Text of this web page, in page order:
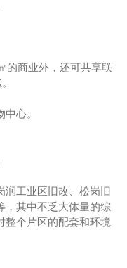
的商业外，还可共享联
心。
润工业区旧改、松岗旧
，其中不乏大体量的综
整个片区的配套和环境